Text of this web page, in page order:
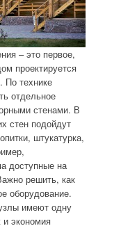
– это первое,
проектируется
По технике
отдельное
стенами. В
стен подойдут
штукатурка,
доступные на
решить, как
оборудование.
имеют одну
экономия